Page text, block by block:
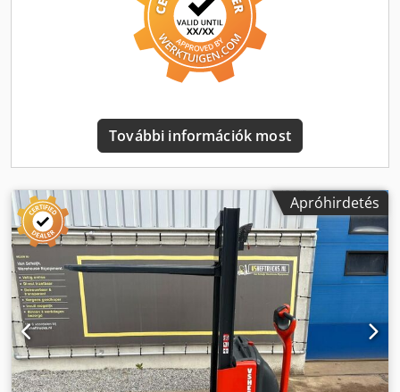
További információk most
Apróhirdetés